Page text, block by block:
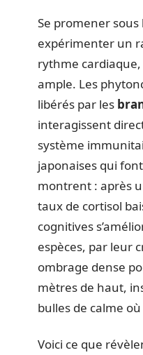
Se promener sous
expérimenter un
rythme
ample. Les
libérés par les
interagissent
système
japonaises qui
montrent : après
taux de cortisol
cognitives
espèces, par leur
ombrage dense
mètres de haut,
bulles de calme où
Voici ce que